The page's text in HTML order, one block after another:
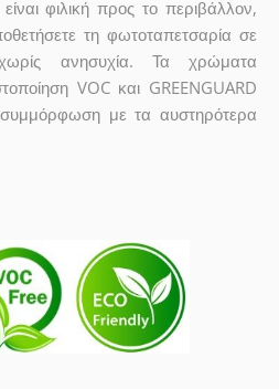
φιλική προς το περιβάλλον,
τη φωτοταπετσαρία σε
ανησυχία. Τα χρώματα
VOC και GREENGUARD
με τα αυστηρότερα